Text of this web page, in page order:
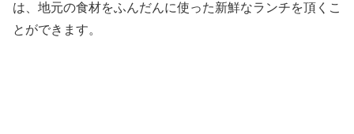
は、地元の食材をふんだんに使った新鮮なランチを頂くこ
とができます。